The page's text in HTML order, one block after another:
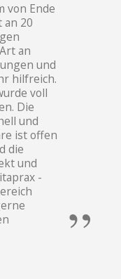
von Ende
an 20
an
und
hilfreich.
voll
Die
und
ist offen
die
und
-